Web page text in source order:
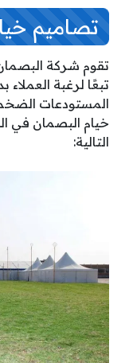
تصاميم
تقوم شركة البصمان
تبعًا لرغبة العملاء
المستودعات
خيام البصمان في
التالية: